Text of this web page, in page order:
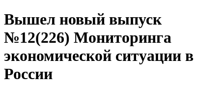
Вышел новый выпуск
№12(226) Мониторинга
экономической ситуации в
России